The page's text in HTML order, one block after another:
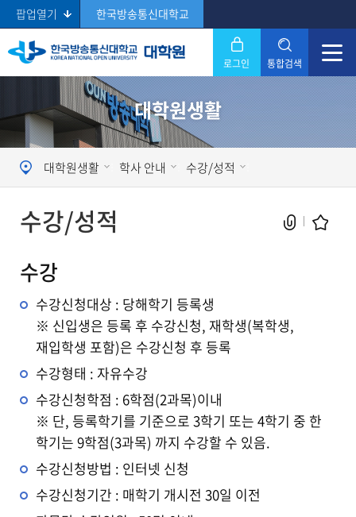
팝업열기 한국방송통신대학교
로그인 통합검색
Search 닫기
대학원생활
대학원생활 학사 안내 수강/성적
현재 페이지를 즐겨찾는 메뉴로
등록하시겠습니까?
메뉴추가
수강/성적
수강
수강신청대상 : 당해학기 등록생
※ 신입생은 등록 후 수강신청, 재학생(복학생,
재입학생 포함)은 수강신청 후 등록
수강형태 : 자유수강
수강신청학점 : 6학점(2과목)이내
※ 단, 등록학기를 기준으로 3학기 또는 4학기 중 한
학기는 9학점(3과목) 까지 수강할 수 있음.
수강신청방법 : 인터넷 신청
수강신청기간 : 매학기 개시전 30일 이전